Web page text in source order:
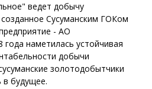
ведет добычу
Сусуманским ГОКом
- АО
наметилась устойчивая
добычи
золотодобытчики
в будущее.